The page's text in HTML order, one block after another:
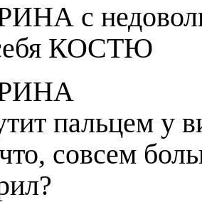
с
КОСТЮ
пальцем у
совсем